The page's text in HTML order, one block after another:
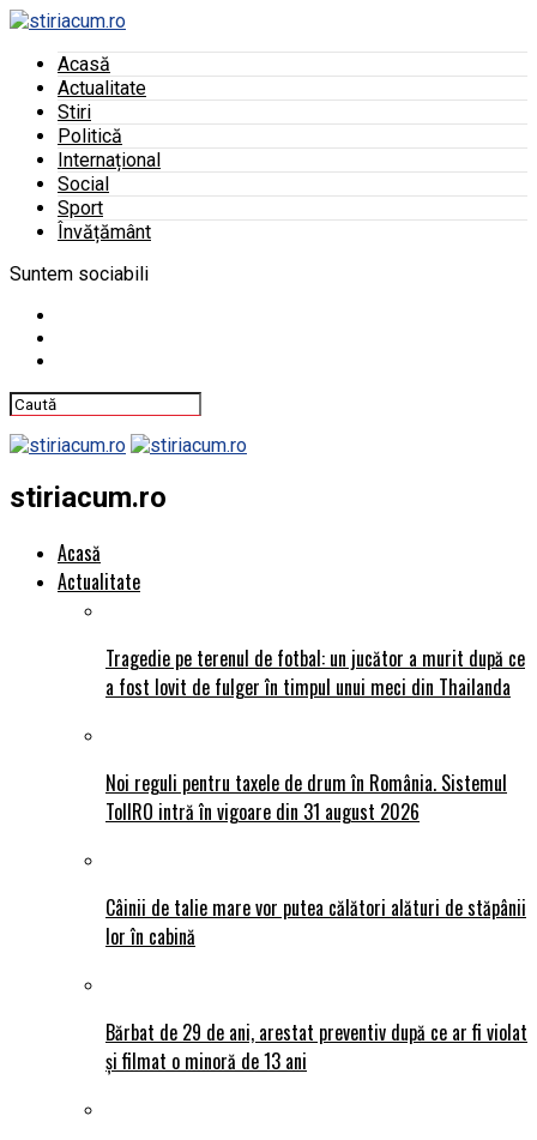
Acasă
Actualitate
Stiri
Politică
Internațional
Social
Sport
Învățământ
Suntem sociabili
stiriacum.ro
Acasă
Actualitate
Tragedie pe terenul de fotbal: un jucător a murit după ce
a fost lovit de fulger în timpul unui meci din Thailanda
Noi reguli pentru taxele de drum în România. Sistemul
TollRO intră în vigoare din 31 august 2026
Câinii de talie mare vor putea călători alături de stăpânii
lor în cabină
Bărbat de 29 de ani, arestat preventiv după ce ar fi violat
și filmat o minoră de 13 ani